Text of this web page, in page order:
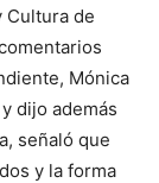
de
Mónica
dijo además
señaló que
y la forma